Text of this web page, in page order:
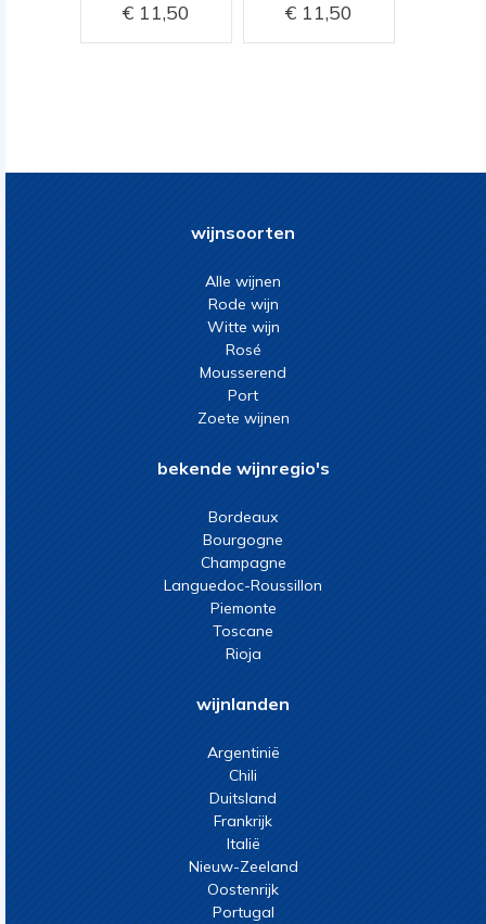
11,50 11,50
wijnsoorten
Alle wijnen
Rode wijn
Witte wijn
Rosé
Mousserend
Port
Zoete wijnen
bekende wijnregio's
Bordeaux
Bourgogne
Champagne
Languedoc-Roussillon
Piemonte
Toscane
Rioja
wijnlanden
Argentinië
Chili
Duitsland
Frankrijk
Italië
Nieuw-Zeeland
Oostenrijk
Portugal